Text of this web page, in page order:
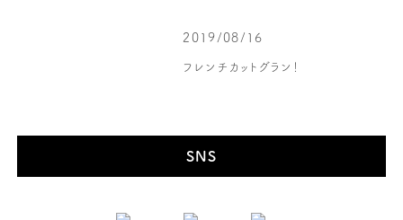
2019/08/16
フレンチカットグラン！
SNS